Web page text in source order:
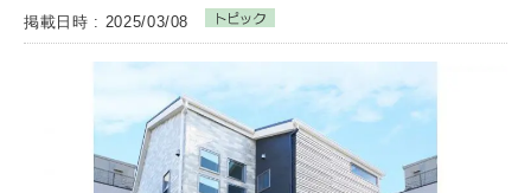
掲載日時 : 2025/03/08